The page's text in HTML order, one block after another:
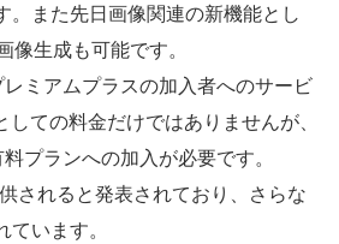
。また先日画像関連の新機能とし
像生成も可能です。
ミアムプラスの加入者へのサービ
ての料金だけではありませんが、
プランへの加入が必要です。
されると発表されており、さらな
います。